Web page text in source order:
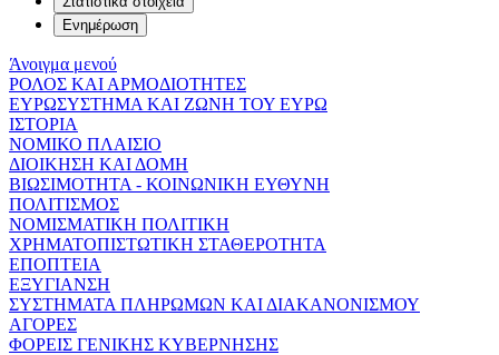
Ενημέρωση
Άνοιγμα μενού
ΡΟΛΟΣ ΚΑΙ ΑΡΜΟΔΙΟΤΗΤΕΣ
ΕΥΡΩΣΥΣΤΗΜΑ ΚΑΙ ΖΩΝΗ ΤΟΥ ΕΥΡΩ
ΙΣΤΟΡΙΑ
ΝΟΜΙΚΟ ΠΛΑΙΣΙΟ
ΔΙΟΙΚΗΣΗ ΚΑΙ ΔΟΜΗ
ΒΙΩΣΙΜΟΤΗΤΑ - ΚΟΙΝΩΝΙΚΗ ΕΥΘΥΝΗ
ΠΟΛΙΤΙΣΜΟΣ
ΝΟΜΙΣΜΑΤΙΚΗ ΠΟΛΙΤΙΚΗ
ΧΡΗΜΑΤΟΠΙΣΤΩΤΙΚΗ ΣΤΑΘΕΡΟΤΗΤΑ
ΕΠΟΠΤΕΙΑ
ΕΞΥΓΙΑΝΣΗ
ΣΥΣΤΗΜΑΤΑ ΠΛΗΡΩΜΩΝ ΚΑΙ ΔΙΑΚΑΝΟΝΙΣΜΟΥ
ΑΓΟΡΕΣ
ΦΟΡΕΙΣ ΓΕΝΙΚΗΣ ΚΥΒΕΡΝΗΣΗΣ